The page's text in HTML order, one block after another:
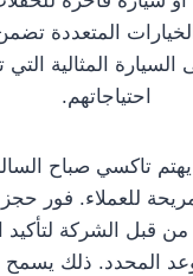
المتعددة
المثالية التي
احتياجاتهم.
تاكسي صباح
للعملاء. فور حجز
قبل الشركة لتأكيد
المحدد. ذلك يسمح